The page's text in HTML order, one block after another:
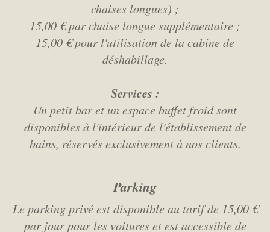
chaises longues) ;
15,00 € par chaise longue supplémentaire ;
15,00 € pour l'utilisation de la cabine de
déshabillage.
Services :
Un petit bar et un espace buffet froid sont
disponibles à l'intérieur de l'établissement de
bains, réservés exclusivement à nos clients.
Parking
Le parking privé est disponible au tarif de 15,00 €
par jour pour les voitures et est accessible de